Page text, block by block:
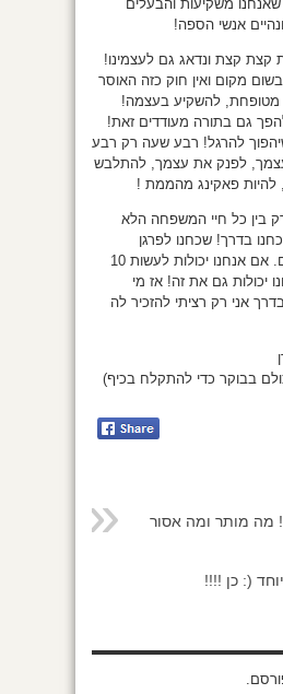
שאנחנו משקיעות והבעלים
אנשי הספה!
קצת קצת ונדאג גם לעצמינו!
מקום ואין חוק כזה האוסר
מטופחת, להשקיע בעצמה!
גם בתורה מעודדים זאת!
להרגל! רבע שעה רק רבע
לפנק את עצמך, להתלבש
פאקינג מהממת !
בין כל חיי המשפחה הלא
בדרך! שכחנו לפרגן
לעצמינו, להיות נשים. אם אנחנו יכולות לעשות 10
יכולות גם את זה! אז מי
אני רק רציתי להזכיר לה
בבוקר כדי להתקלח בכיף)
מה מותר ומה אסור
(: כן !!!!